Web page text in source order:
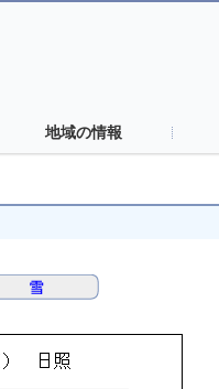
地域の情報